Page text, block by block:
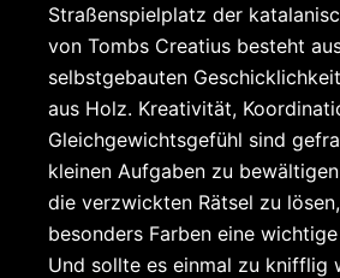
Straßenspielplatz der
von Tombs Creatius besteht
selbstgebauten
aus Holz. Kreativität,
Gleichgewichtsgefühl sind
kleinen Aufgaben zu
die verzwickten Rätsel zu
besonders Farben eine
Und sollte es einmal zu knifflig